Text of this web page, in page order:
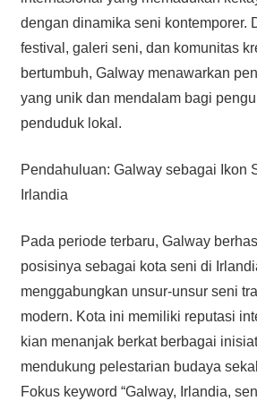
dengan dinamika seni kontemporer.
festival, galeri seni, dan komunitas
bertumbuh, Galway menawarkan
yang unik dan mendalam bagi
penduduk lokal.
Pendahuluan: Galway sebagai Ikon
Irlandia
Pada periode terbaru, Galway
posisinya sebagai kota seni di
menggabungkan unsur-unsur seni
modern. Kota ini memiliki reputasi
kian menanjak berkat berbagai
mendukung pelestarian budaya
Fokus keyword “Galway, Irlandia,